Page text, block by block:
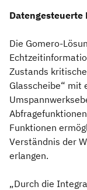
Datengesteuerte
Die Gomero-
Zustands
Glasscheibe“ mit
Funktionen
Verständnis der
erlangen.
„Durch die